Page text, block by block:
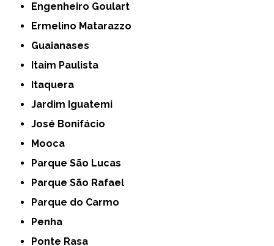
Engenheiro Goulart
Ermelino Matarazzo
Guaianases
Itaim Paulista
Itaquera
Jardim Iguatemi
José Bonifácio
Mooca
Parque São Lucas
Parque São Rafael
Parque do Carmo
Penha
Ponte Rasa